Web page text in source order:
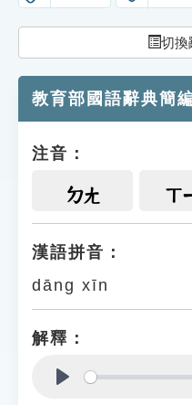
索引選單
單字索引
遊戲專區
貓頭鷹博士
切換
教育部國語辭典簡
注音：
ㄉㄤ ㄒ
漢語拼音：
dāng xīn
解釋：